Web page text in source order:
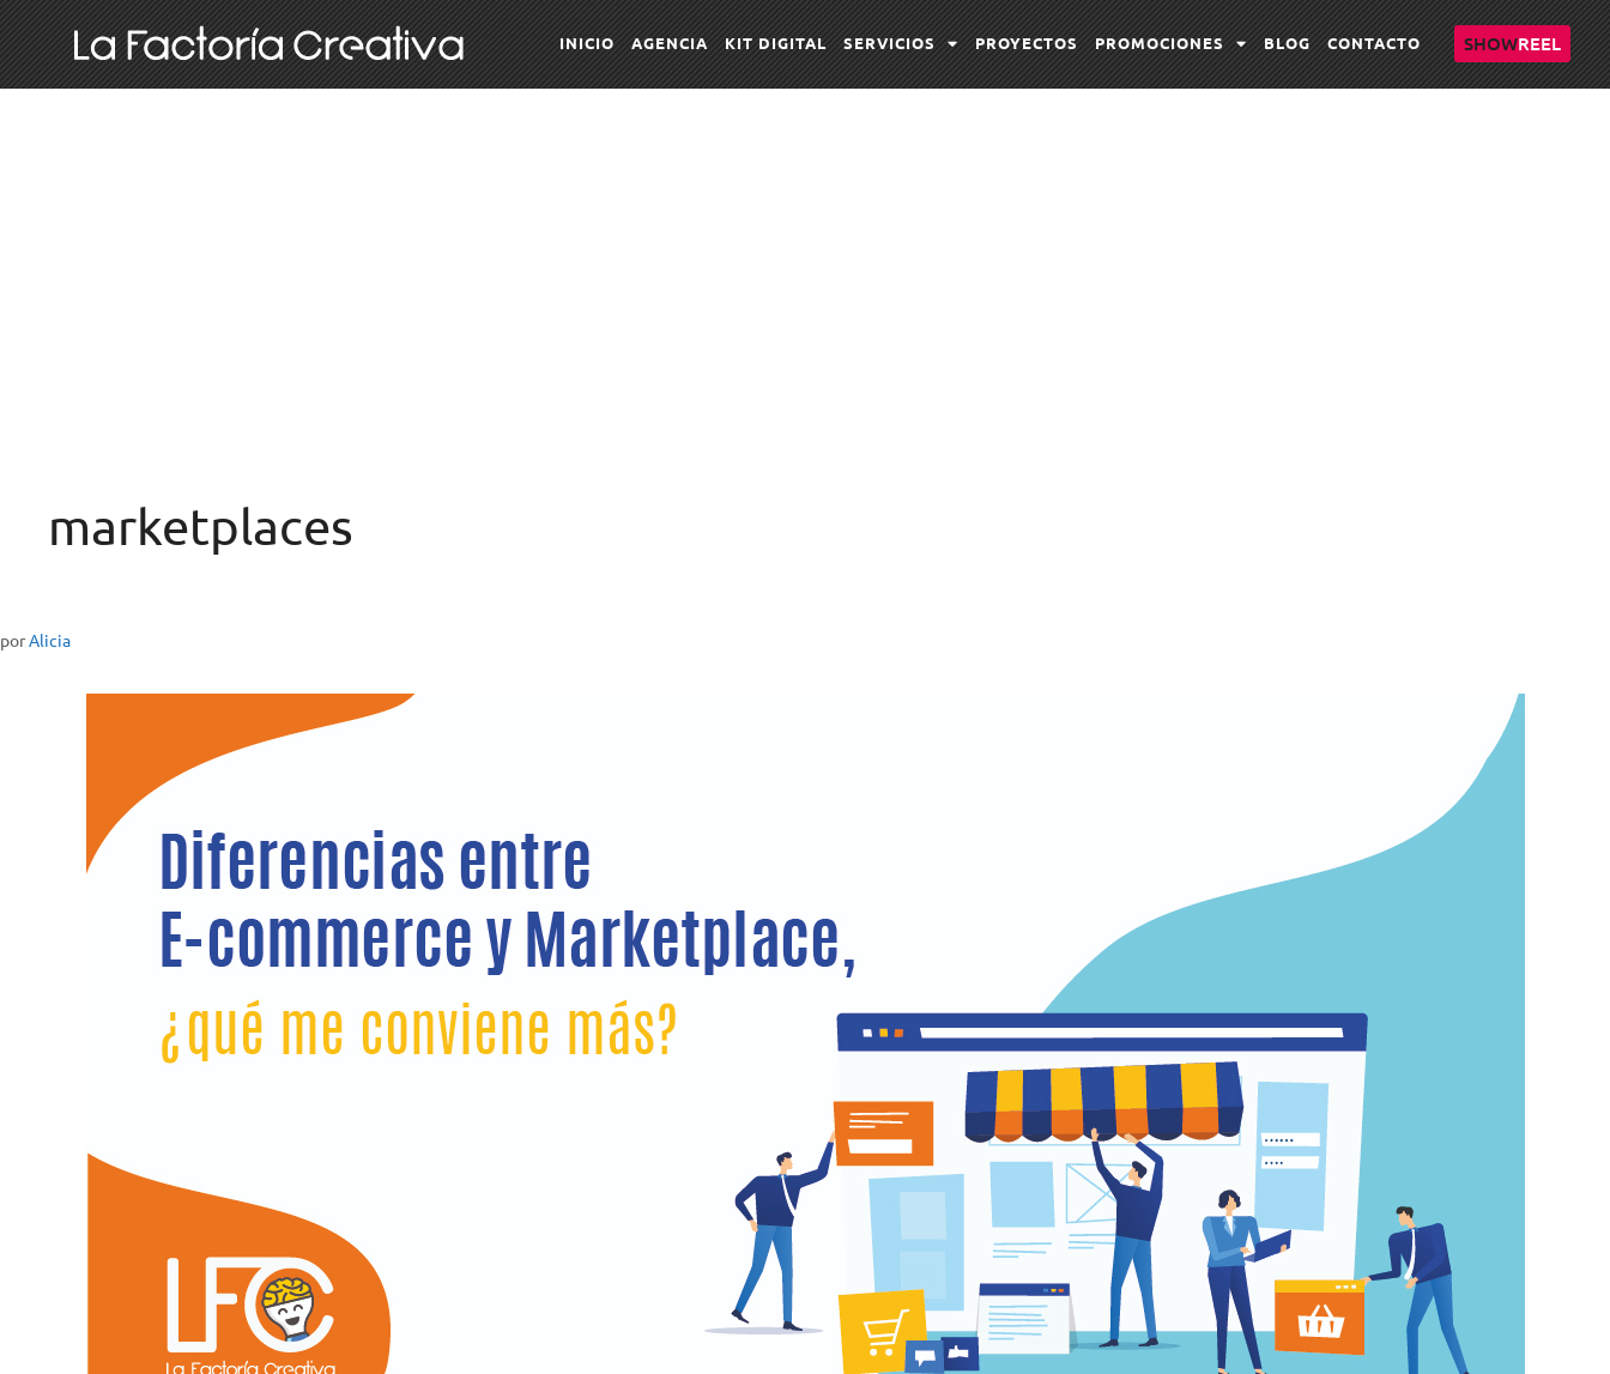
INICIO AGENCIA KIT DIGITAL SERVICIOS PROYECTOS PROMOCIONES BLOG CONTACTO SHOWREEL
marketplaces
porAlicia